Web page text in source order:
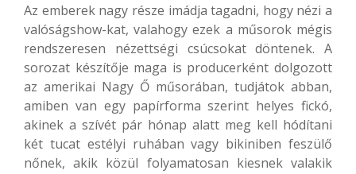
Az emberek nagy része imádja tagadni, hogy nézi a
valóságshow-kat, valahogy ezek a műsorok mégis
rendszeresen nézettségi csúcsokat döntenek. A
sorozat készítője maga is producerként dolgozott
az amerikai Nagy Ő műsorában, tudjátok abban,
amiben van egy papírforma szerint helyes fickó,
akinek a szívét pár hónap alatt meg kell hódítani
két tucat estélyi ruhában vagy bikiniben feszülő
nőnek, akik közül folyamatosan kiesnek valakik